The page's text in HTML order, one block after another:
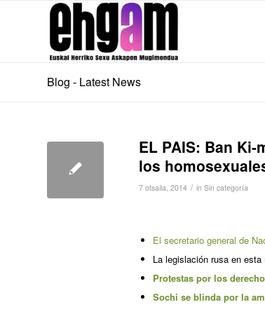
Blog - Latest News
EL PAIS: Ban
los
7 otsaila, 2014 / in Sin categoría
El secretario general de
La legislación rusa en
Protestas por los
Sochi se blinda por la